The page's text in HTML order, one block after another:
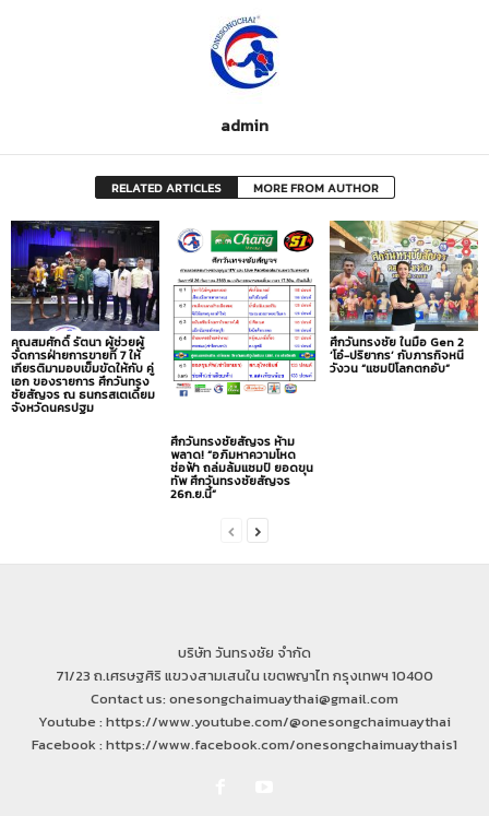
admin
RELATED ARTICLES MORE FROM AUTHOR
คุณสมศักดิ์ รัตนา ผู้ช่วยผู้
จัดการฝ่ายการขายที่ 7 ให้
เกียรติมามอบเข็มขัดให้กับ คู่
เอก ของรายการ ศึกวันทรง
ชัยสัญจร ณ ธนกรสเตเดี้ยม
จังหวัดนครปฐม
ศึกวันทรงชัยสัญจร ห้าม
พลาด! “อภิมหาความโหด
ช่อฟ้า ถล่มล้มแชมป์ ยอดขุน
ทัพ ศึกวันทรงชัยสัญจร
26ก.ย.นี้”
ศึกวันทรงชัย​ ในมือ Gen 2
‘โอ๋-ปริยากร’ กับภารกิจหนี
วังวน “แชมป์โลกตกอับ”
บริษัท วันทรงชัย จำกัด
71/23 ถ.เศรษฐศิริ แขวงสามเสนใน เขตพญาไท กรุงเทพฯ 10400
Contact us: onesongchaimuaythai@gmail.com
Youtube : https://www.youtube.com/@onesongchaimuaythai
Facebook : https://www.facebook.com/onesongchaimuaythais1